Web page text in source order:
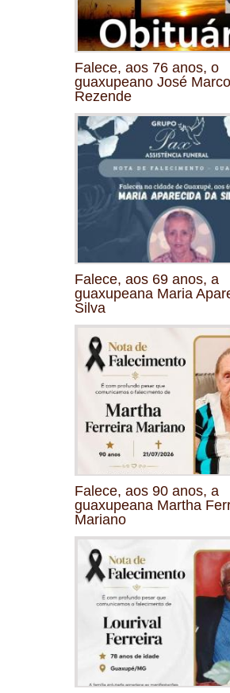
Falece, aos 76 anos, o
guaxupeano José
Rezende
Falece, aos 69 anos, a
guaxupeana Maria
Silva
Falece, aos 90 anos, a
guaxupeana Martha
Mariano